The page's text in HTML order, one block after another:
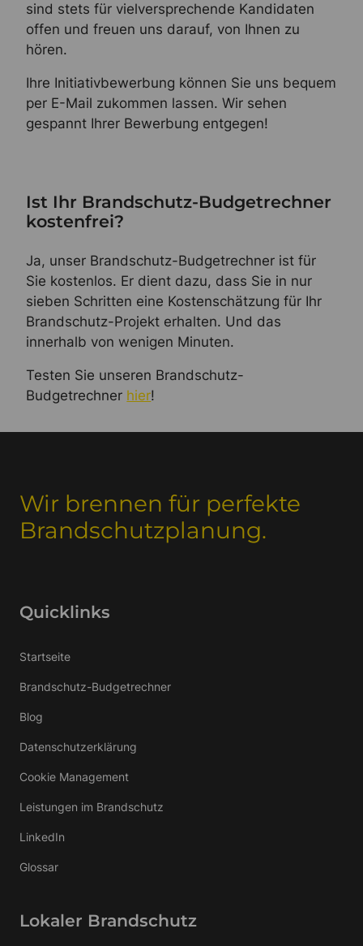
sind stets für vielversprechende Kandidaten
offen und freuen uns darauf, von Ihnen zu
hören.
Ihre Initiativbewerbung können Sie uns bequem
per E-Mail zukommen lassen. Wir sehen
gespannt Ihrer Bewerbung entgegen!
Ist Ihr Brandschutz-Budgetrechner
kostenfrei?
Ja, unser Brandschutz-Budgetrechner ist für
Sie kostenlos. Er dient dazu, dass Sie in nur
sieben Schritten eine Kostenschätzung für Ihr
Brandschutz-Projekt erhalten. Und das
innerhalb von wenigen Minuten.
Testen Sie unseren Brandschutz-
Budgetrechner hier!
Wir brennen für perfekte
Brandschutzplanung.
Quicklinks
Startseite
Brandschutz-Budgetrechner
Blog
Datenschutzerklärung
Cookie Management
Leistungen im Brandschutz
LinkedIn
Glossar
Lokaler Brandschutz